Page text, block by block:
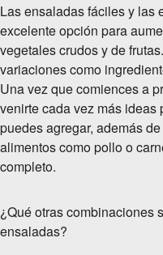
Las ensaladas fáciles y las
excelente opción para
vegetales crudos y de
variaciones como
Una vez que comiences a
venirte cada vez más
puedes agregar, además
alimentos como pollo o
completo.
¿Qué otras combinaciones
ensaladas?